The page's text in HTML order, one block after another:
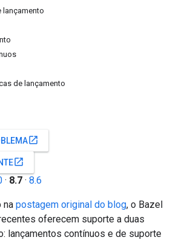
lançamento
de lançamento
open_in_new
open_in_new
· 8.7 · 8.6
na postagem original do blog, o Bazel
oferecem suporte a duas
lançamentos contínuos e de suporte